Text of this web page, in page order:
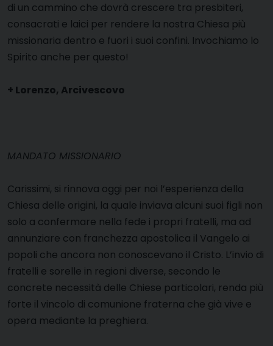
di un cammino che dovrà crescere tra presbiteri,
consacrati e laici per rendere la nostra Chiesa più
missionaria dentro e fuori i suoi confini. Invochiamo lo
Spirito anche per questo!
+ Lorenzo, Arcivescovo
MANDATO MISSIONARIO
Carissimi, si rinnova oggi per noi l’esperienza della
Chiesa delle origini, la quale inviava alcuni suoi figli non
solo a confermare nella fede i propri fratelli, ma ad
annunziare con franchezza apostolica il Vangelo ai
popoli che ancora non conoscevano il Cristo. L’invio di
fratelli e sorelle in regioni diverse, secondo le
concrete necessità delle Chiese particolari, renda più
forte il vincolo di comunione fraterna che già vive e
opera mediante la preghiera.